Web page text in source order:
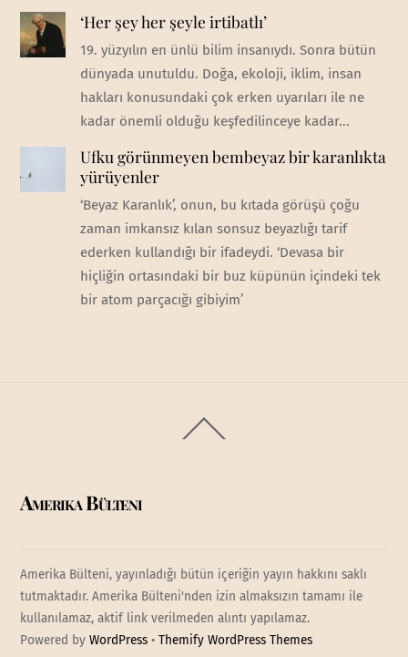
‘Her şey her şeyle irtibatlı’
19. yüzyılın en ünlü bilim insanıydı. Sonra bütün
dünyada unutuldu. Doğa, ekoloji, iklim, insan
hakları konusundaki çok erken uyarıları ile ne
kadar önemli olduğu keşfedilinceye kadar...
Ufku görünmeyen bembeyaz bir karanlıkta
yürüyenler
‘Beyaz Karanlık’, onun, bu kıtada görüşü çoğu
zaman imkansız kılan sonsuz beyazlığı tarif
ederken kullandığı bir ifadeydi. ‘Devasa bir
hiçliğin ortasındaki bir buz küpünün içindeki tek
bir atom parçacığı gibiyim’
To
Amerika Bülteni
Amerika Bülteni, yayınladığı bütün içeriğin yayın hakkını saklı
tutmaktadır. Amerika Bülteni'nden izin almaksızın tamamı ile
kullanılamaz, aktif link verilmeden alıntı yapılamaz.
Powered byWordPress •Themify WordPress Themes